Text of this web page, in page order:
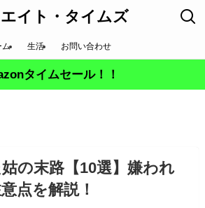
イト・タイムズ
ム 生活 お問い合わせ
タイムセール！！
の末路【10選】嫌われ
点を解説！